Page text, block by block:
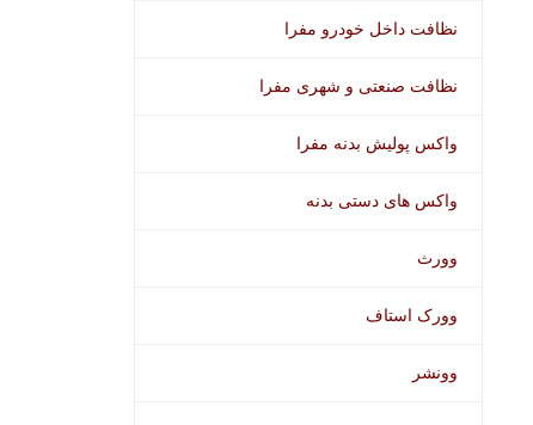
نظافت داخل خودرو مفرا
نظافت صنعتی و شهری مفرا
واکس پولیش بدنه مفرا
واکس های دستی بدنه
وورث
وورک استاف
وونشر